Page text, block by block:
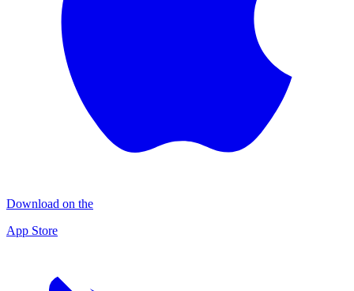
Download on the
App Store